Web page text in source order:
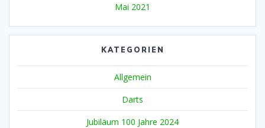
Mai 2021
KATEGORIEN
Allgemein
Darts
Jubiläum 100 Jahre 2024